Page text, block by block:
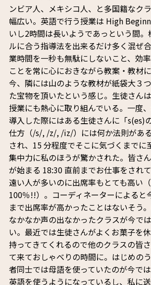
ンビア人、メキシコ人、と多国籍なク
幅広い。英語で行う授業は High
いし2時間は長いようであっという間
ルに合う指導法を出来るだけ多く混ぜ
業時間を一秒も無駄にしないこと、効
ことを常に心におきながら教案・教材
今、隣には山のような教材が紙袋大３
た宝物を頂いたという感じ。生徒さん
授業にも熱心に取り組んでいる。一度
導入した際にはある生徒さんに「s(es)
仕方（/s/, /z/, /iz/）には何か法則があ
され、15 分程度でそこに気づくまでに
集中力に私のほうが驚かされた。皆さ
が始まる 18:30 直前までお仕事をされ
遠い人が多いのに出席率もとても高い
100％!!）。コーディネーターによると
まで出席率が高かったことはないそう
なかなか声の出なかったクラスが今で
い。最近では生徒さんがよくお菓子を
持ってきてくれるので他のクラスの皆
て来ておしゃべりの時間に。はじめの
者同士では母語を使っていたのが今で
英語を使うようになっているし、私に